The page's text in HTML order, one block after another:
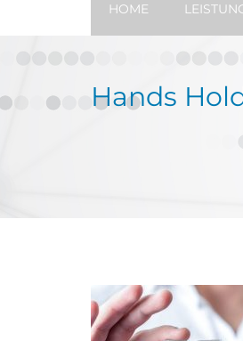
HOME
Hands